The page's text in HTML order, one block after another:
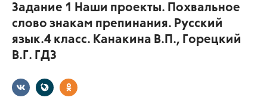
Задание 1 Наши проекты. Похвальное
слово знакам препинания. Русский
язык.4 класс. Канакина В.П., Горецкий
В.Г. ГДЗ